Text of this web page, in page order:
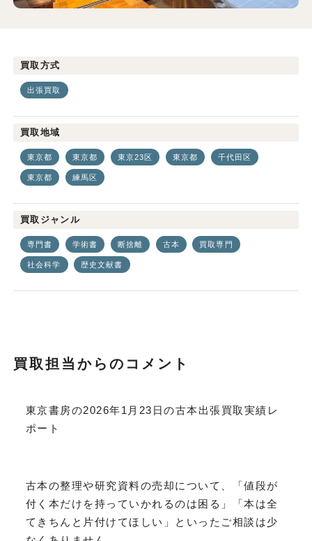
買取方式
出張買取
買取地域
東京都 東京都 東京23区 東京都 千代田区
東京都 練馬区
買取ジャンル
専門書 学術書 断捨離 古本 買取専門
社会科学 歴史文献書
買取担当からのコメント
東京書房の2026年1月23日の古本出張買取実績レ
ポート
古本の整理や研究資料の売却について、「値段が
付く本だけを持っていかれるのは困る」「本は全
てきちんと片付けてほしい」といったご相談は少